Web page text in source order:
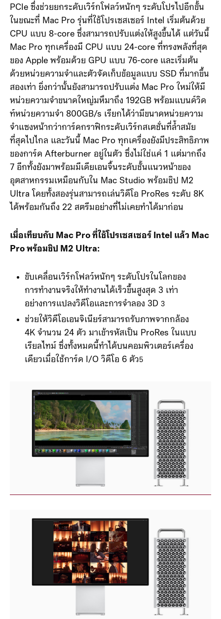
PCIe ซึ่งช่วยยกระดับเวิร์กโฟลว์หนักๆ ระดับโปรไปอีกขั้น
ในขณะที่ Mac Pro รุ่นที่ใช้โปรเซสเซอร์ Intel เริ่มต้นด้วย
CPU แบบ 8-core ซึ่งสามารถปรับแต่งให้สูงขึ้นได้ แต่วันนี้
Mac Pro ทุกเครื่องมี CPU แบบ 24-core ที่ทรงพลังที่สุด
ของ Apple พร้อมด้วย GPU แบบ 76-core และเริ่มต้น
ด้วยหน่วยความจำและตัวจัดเก็บข้อมูลแบบ SSD ที่มากขึ้น
สองเท่า ยิ่งกว่านั้นยังสามารถปรับแต่ง Mac Pro ใหม่ให้มี
หน่วยความจำขนาดใหญ่มหึมาถึง 192GB พร้อมแบนด์วิด
ท์หน่วยความจำ 800GB/s เรียกได้ว่ามีขนาดหน่วยความ
จำแซงหน้ากว่าการ์ดกราฟิกระดับเวิร์กสเตชั่นที่ล้ำสมัย
ที่สุดไปไกล และวันนี้ Mac Pro ทุกเครื่องยังมีประสิทธิภาพ
ของการ์ด Afterburner อยู่ในตัว ซึ่งไม่ใช่แค่ 1 แต่มากถึง
7 อีกทั้งยังมาพร้อมมีเดียเอนจิ้นระดับชั้นแนวหน้าของ
อุตสาหกรรมเหมือนกับใน Mac Studio พร้อมชิป M2
Ultra โดยทั้งสองรุ่นสามารถเล่นวิดีโอ ProRes ระดับ 8K
ได้พร้อมกันถึง 22 สตรีมอย่างที่ไม่เคยทำได้มาก่อน
เมื่อเทียบกับ Mac Pro ที่ใช้โปรเซสเซอร์ Intel แล้ว Mac
Pro พร้อมชิป M2 Ultra:
ขับเคลื่อนเวิร์กโฟลว์หนักๆ ระดับโปรในโลกของ
การทำงานจริงให้ทำงานได้เร็วขึ้นสูงสุด 3 เท่า
อย่างการแปลงวิดีโอและการจำลอง 3D 3
ช่วยให้วิดีโอเอนจิเนียร์สามารถรับภาพจากกล้อง
4K จำนวน 24 ตัว มาเข้ารหัสเป็น ProRes ในแบบ
เรียลไทม์ ซึ่งทั้งหมดนี้ทำได้บนคอมพิวเตอร์เครื่อง
เดียวเมื่อใช้การ์ด I/O วิดีโอ 6 ตัว5